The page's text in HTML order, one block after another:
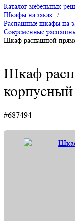
Каталог мебельных
Шкафы на заказ
/
Распашные шкафы на
Современные
Шкаф распашной
Шкаф
#687494